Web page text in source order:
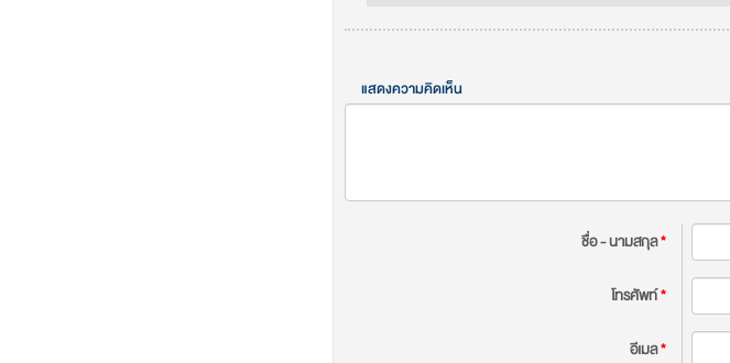
แสดงความคิดเห็น
ชื่อ - นามสกุล*
โทรศัพท์*
อีเมล*